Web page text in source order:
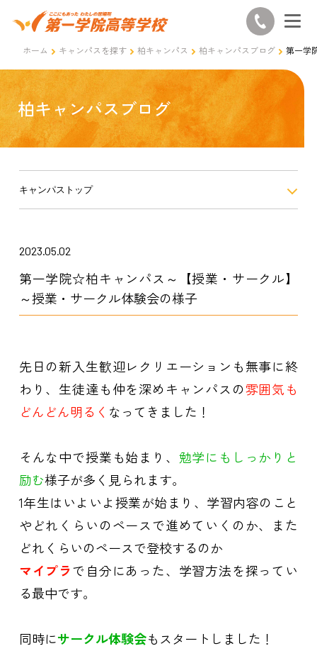
ホーム キャンパスを探す 柏キャンパス 柏キャンパスブログ 第一学
柏キャンパスブログ
キャンパストップ
2023.05.02
第一学院☆柏キャンパス～【授業・サークル】
～授業・サークル体験会の様子
先日の新入生歓迎レクリエーションも無事に終
わり、生徒達も仲を深めキャンパスの雰囲気も
どんどん明るく なってきました！
そんな中で授業も始まり、 勉学にもしっかりと
励む様子が多く見られます。
1年生はいよいよ授業が始まり、学習内容のこと
やどれくらいのペースで進めていくのか、また
どれくらいのペースで登校するのか
マイプラで自分にあった、学習方法を探ってい
る最中です。
同時にサークル体験会もスタートしました！